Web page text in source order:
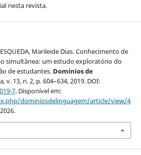
nesta revista.
Marileide Dias. Conhecimento de
simultânea: um estudo exploratório do
de estudantes. Domínios de
v. 13, n. 2, p. 604–634, 2019. DOI:
7. Disponível em:
dominiosdelinguagem/article/view/4